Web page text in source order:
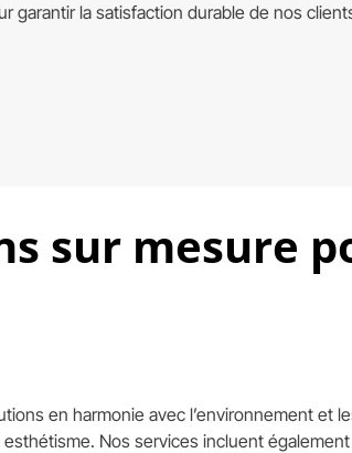
garantir la satisfaction durable de nos
sur mesure
en harmonie avec l’environnement et
Nos services incluent